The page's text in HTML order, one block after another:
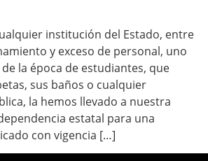
está
institución del Estado, entre
y exceso de personal, uno
la época de estudiantes, que
sus baños o cualquier
la hemos llevado a nuestra
estatal para una
con vigencia […]